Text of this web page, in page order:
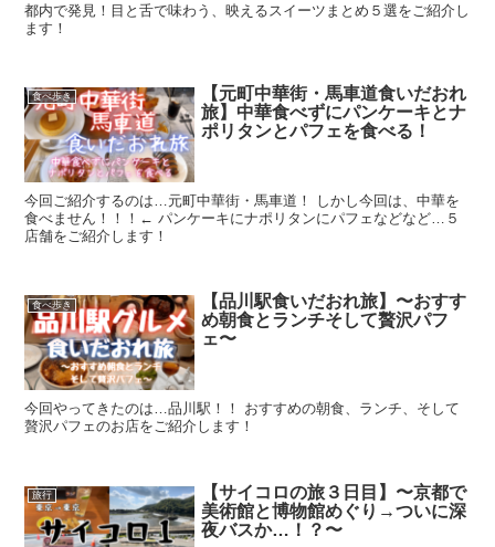
都内で発見！目と舌で味わう、映えるスイーツまとめ５選をご紹介し
ます！
食べ歩き
【元町中華街・馬車道食いだおれ
旅】中華食べずにパンケーキとナ
ポリタンとパフェを食べる！
今回ご紹介するのは…元町中華街・馬車道！ しかし今回は、中華を
食べません！！！← パンケーキにナポリタンにパフェなどなど…５
店舗をご紹介します！
食べ歩き
【品川駅食いだおれ旅】〜おすす
め朝食とランチそして贅沢パフ
ェ〜
今回やってきたのは…品川駅！！ おすすめの朝食、ランチ、そして
贅沢パフェのお店をご紹介します！
旅行
【サイコロの旅３日目】〜京都で
美術館と博物館めぐり→ついに深
夜バスか…！？〜